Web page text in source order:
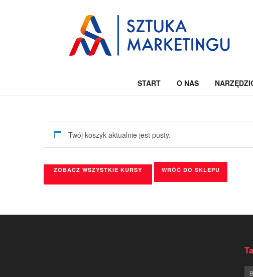
START O NAS
Twój koszyk aktualnie jest pusty.
ZOBACZ WSZYSTKIE KURSY WRÓĆ DO SKLEPU